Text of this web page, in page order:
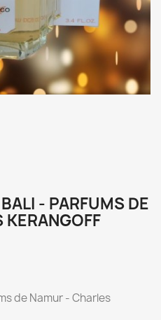
- PARFUMS DE
de Namur - Charles